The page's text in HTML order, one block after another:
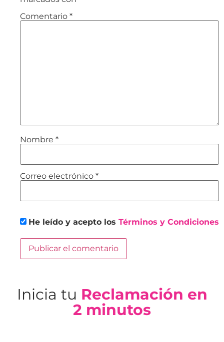
Comentario *
Nombre *
Correo electrónico *
He leído y acepto los Términos y Condiciones
Inicia tu Reclamación en
2 minutos